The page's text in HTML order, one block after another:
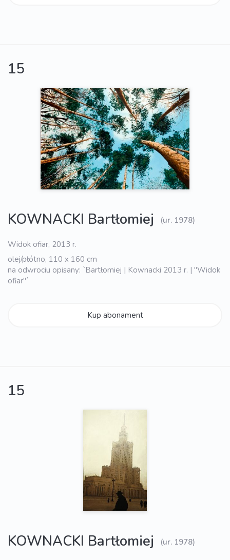
15
KOWNACKI Bartłomiej (ur. 1978)
Widok ofiar, 2013 r.
olej/płótno, 110 x 160 cm
na odwrociu opisany: `Bartłomiej | Kownacki 2013 r. | "Widok
ofiar"`
Kup abonament
15
KOWNACKI Bartłomiej (ur. 1978)